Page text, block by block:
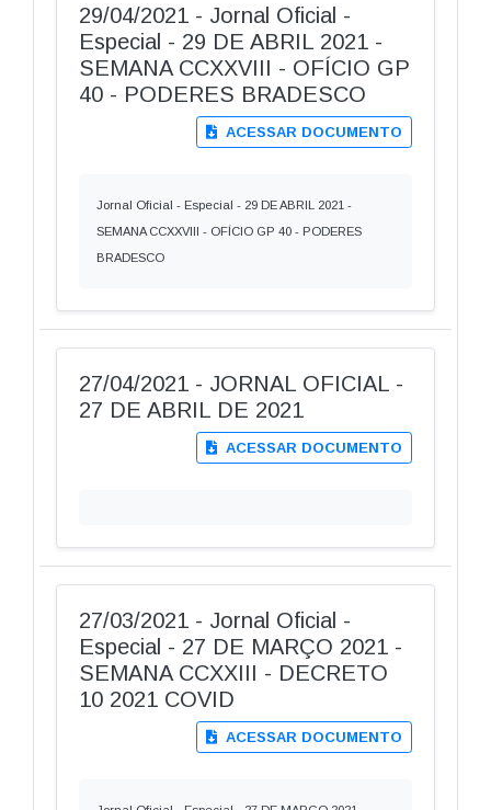
29/04/2021 - Jornal Oficial -
Especial - 29 DE ABRIL 2021 -
SEMANA CCXXVIII - OFÍCIO GP
40 - PODERES BRADESCO
ACESSAR DOCUMENTO
Jornal Oficial - Especial - 29 DE ABRIL 2021 -
SEMANA CCXXVIII - OFÍCIO GP 40 - PODERES
BRADESCO
27/04/2021 - JORNAL OFICIAL -
27 DE ABRIL DE 2021
ACESSAR DOCUMENTO
27/03/2021 - Jornal Oficial -
Especial - 27 DE MARÇO 2021 -
SEMANA CCXXIII - DECRETO
10 2021 COVID
ACESSAR DOCUMENTO